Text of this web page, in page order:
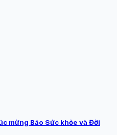
mừng Báo Sức khỏe và Đời